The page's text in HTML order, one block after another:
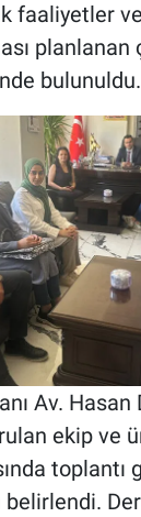
faaliyetler ve
planlanan
bulunuldu.
Av. Hasan
ekip ve
toplantı
belirlendi.